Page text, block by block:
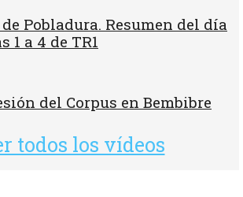
Pobladura. Resumen del día
1 a 4 de TR1
del Corpus en Bembibre
todos los vídeos